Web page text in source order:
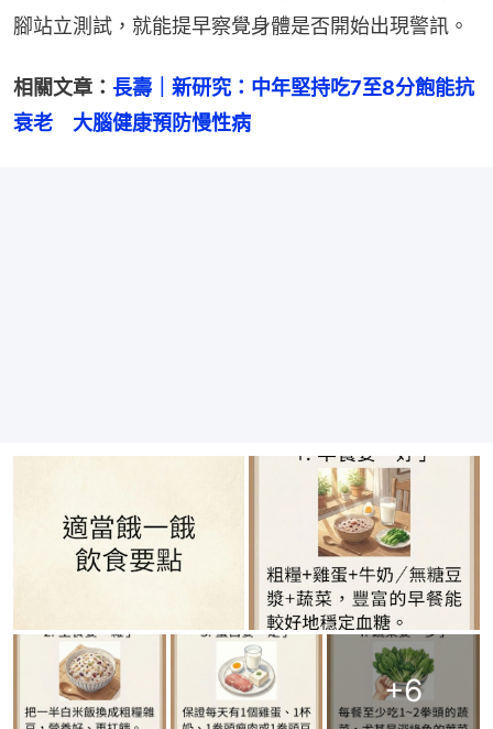
腳站立測試，就能提早察覺身體是否開始出現警訊。
相關文章： 長壽｜新研究：中年堅持吃7至8分飽能抗
衰老　大腦健康預防慢性病
+6